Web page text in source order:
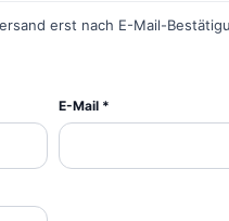
erst nach E-Mail-
E-Mail *